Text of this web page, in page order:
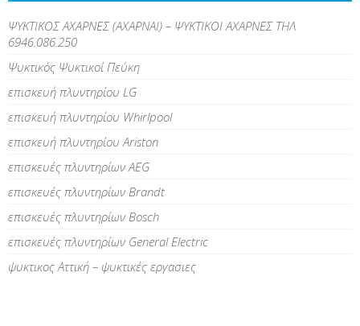
ΨΥΚΤΙΚΟΣ ΑΧΑΡΝΕΣ (ΑΧΑΡΝΑΙ) – ΨΥΚΤΙΚΟΙ ΑΧΑΡΝΕΣ ΤΗΛ
6946.086.250
Ψυκτικός Ψυκτικοί Πεύκη
επισκευή πλυντηρίου LG
επισκευή πλυντηρίου Whirlpool
επισκευή πλυντηρίου Ariston
επισκευές πλυντηρίων AEG
επισκευές πλυντηρίων Brandt
επισκευές πλυντηρίων Bosch
επισκευές πλυντηρίων General Electric
ψυκτικος Αττική – ψυκτικές εργασιες